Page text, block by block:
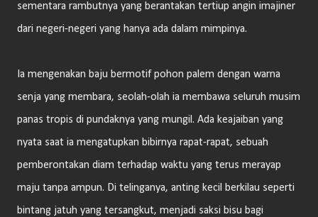
sementara rambutnya yang berantakan tertiup angin imajiner
dari negeri-negeri yang hanya ada dalam mimpinya.
Ia mengenakan baju bermotif pohon palem dengan warna
senja yang membara, seolah-olah ia membawa seluruh musim
panas tropis di pundaknya yang mungil. Ada keajaiban yang
nyata saat ia mengatupkan bibirnya rapat-rapat, sebuah
pemberontakan diam terhadap waktu yang terus merayap
maju tanpa ampun. Di telinganya, anting kecil berkilau seperti
bintang jatuh yang tersangkut, menjadi saksi bisu bagi